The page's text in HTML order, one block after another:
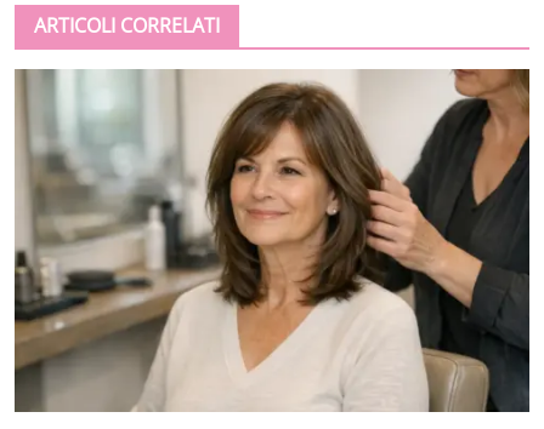
ARTICOLI CORRELATI